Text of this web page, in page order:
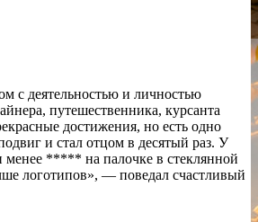
с деятельностью и личностью
путешественника, курсанта
достижения, но есть одно
и стал отцом в десятый раз. У
менее ***** на палочке в стеклянной
логотипов», — поведал счастливый